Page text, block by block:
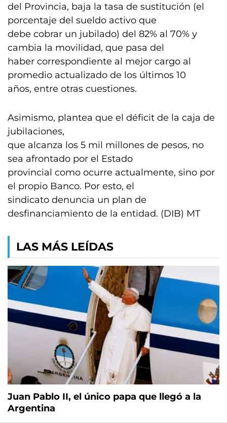
del Provincia, baja la tasa de sustitución (el
porcentaje del sueldo activo que
debe cobrar un jubilado) del 82% al 70% y
cambia la movilidad, que pasa del
haber correspondiente al mejor cargo al
promedio actualizado de los últimos 10
años, entre otras cuestiones.
Asimismo, plantea que el déficit de la caja de
jubilaciones,
que alcanza los 5 mil millones de pesos, no
sea afrontado por el Estado
provincial como ocurre actualmente, sino por
el propio Banco. Por esto, el
sindicato denuncia un plan de
desfinanciamiento de la entidad. (DIB) MT
LAS MÁS LEÍDAS
Juan Pablo II, el único papa que llegó a la
Argentina